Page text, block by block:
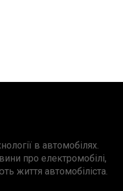
в автомобілях.
про електромобілі,
життя автомобіліста.